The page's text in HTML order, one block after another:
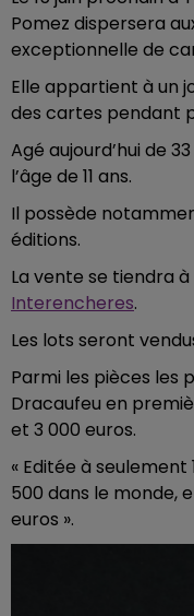
Pomez dispersera
exceptionnelle de
Elle appartient à un
des cartes pendant
Agé aujourd’hui de
l’âge de 11 ans.
Il possède
éditions.
La vente se tiendra
Interencheres.
Les lots seront
Parmi les pièces les
Dracaufeu en
et 3 000 euros.
« Editée à
500 dans le monde,
euros ».